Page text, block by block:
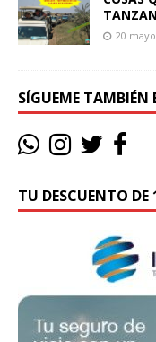
20
SÍGUEME TAMBIÉN
TU DESCUENTO